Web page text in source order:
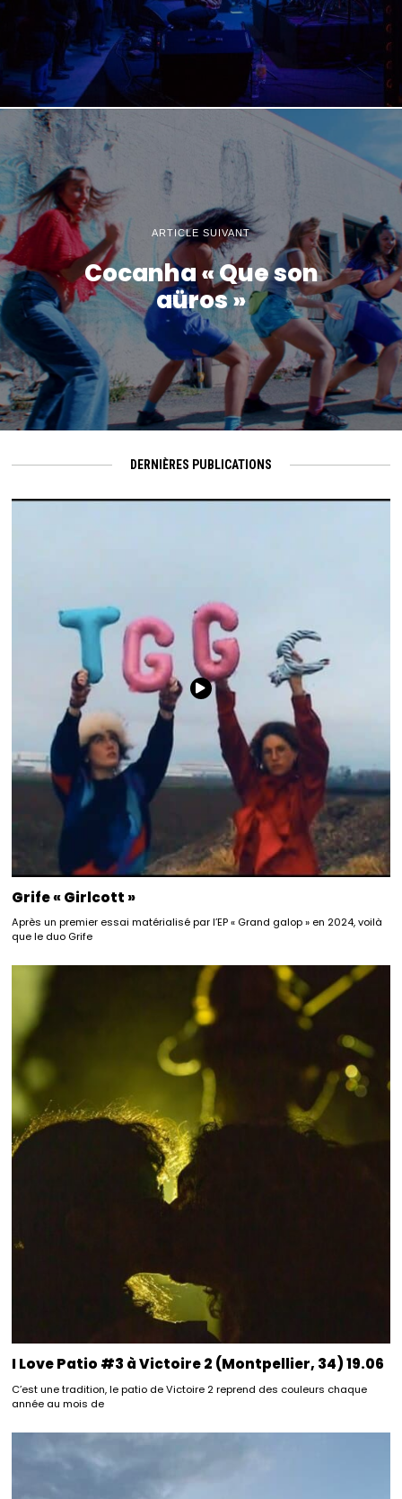
ARTICLE SUIVANT
Cocanha « Que son
aüros »
DERNIÈRES PUBLICATIONS
Grife « Girlcott »
Après un premier essai matérialisé par l’EP « Grand galop » en 2024, voilà
que le duo Grife
I Love Patio #3 à Victoire 2 (Montpellier, 34) 19.06
C’est une tradition, le patio de Victoire 2 reprend des couleurs chaque
année au mois de